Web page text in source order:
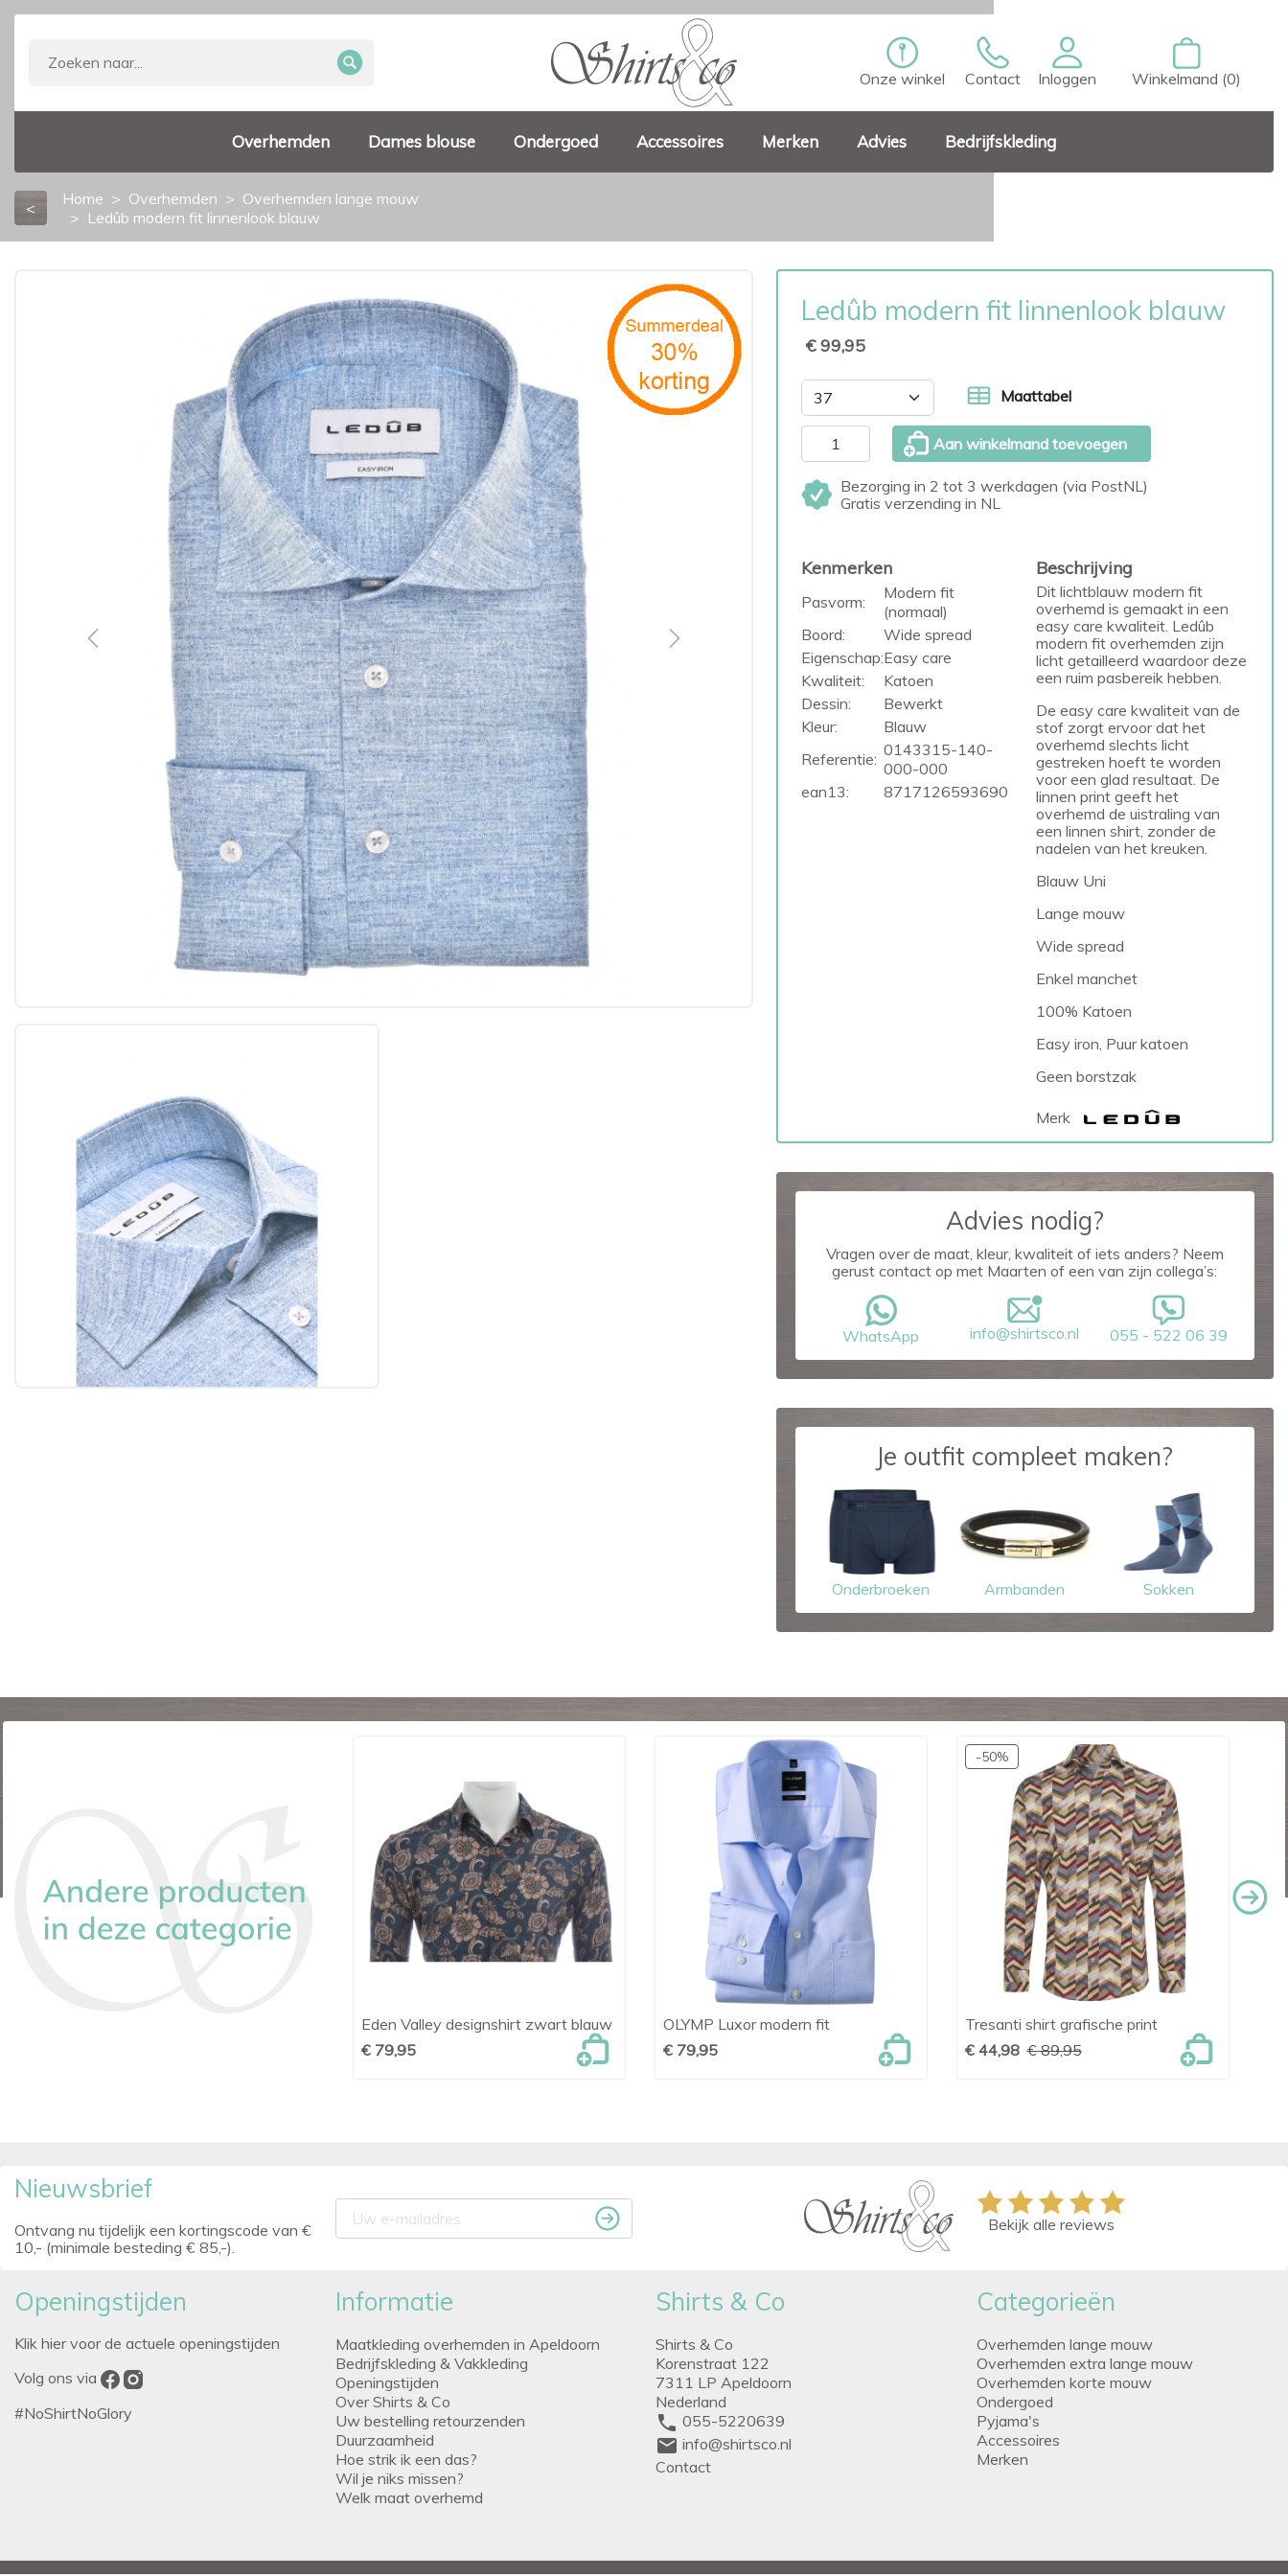
Onze winkel Contact Inloggen Winkelmand (0)
Overhemden Dames blouse Ondergoed Accessoires Merken Advies Bedrijfskleding
< Home Overhemden
Overhemden lange mouw
Ledûb modern fit linnenlook blauw
Previous Next
Ledûb modern fit linnenlook blauw
€ 99,95
Maattabel
Aan winkelmand toevoegen
Bezorging in 2 tot 3 werkdagen (via PostNL)
Gratis verzending in NL
Kenmerken
Pasvorm:
Modern fit
(normaal)
Boord:
Wide spread
Eigenschap:Easy care
Kwaliteit:
Katoen
Dessin:
Bewerkt
Kleur:
Blauw
Referentie: 0143315-140-
000-000
ean13:
8717126593690
Beschrijving
Dit lichtblauw modern fit
overhemd is gemaakt in een
easy care kwaliteit. Ledûb
modern fit overhemden zijn
licht getailleerd waardoor deze
een ruim pasbereik hebben.
De easy care kwaliteit van de
stof zorgt ervoor dat het
overhemd slechts licht
gestreken hoeft te worden
voor een glad resultaat. De
linnen print geeft het
overhemd de uistraling van
een linnen shirt, zonder de
nadelen van het kreuken.
Blauw Uni
Lange mouw
Wide spread
Enkel manchet
100% Katoen
Easy iron, Puur katoen
Geen borstzak
Merk
Advies nodig?
Vragen over de maat, kleur, kwaliteit of iets anders? Neem
gerust contact op met Maarten of een van zijn collega’s:
WhatsApp info@shirtsco.nl 055 - 522 06 39
Je outfit compleet maken?
Onderbroeken Armbanden Sokken
 Snel bekijken
Eden Valley designshirt zwart blauw
€ 79,95
 Snel bekijken
OLYMP Luxor modern fit
€ 79,95
-50%
 Snel bekijken
Tresanti shirt grafische print
€ 44,98 € 89,95
Nieuwsbrief
Ontvang nu tijdelijk een kortingscode van €
10,- (minimale besteding € 85,-).
Bekijk alle reviews
Openingstijden
Klik hier voor de actuele openingstijden
Volg ons via
#NoShirtNoGlory
Informatie
Maatkleding overhemden in Apeldoorn
Bedrijfskleding & Vakkleding
Openingstijden
Over Shirts & Co
Uw bestelling retourzenden
Duurzaamheid
Hoe strik ik een das?
Wil je niks missen?
Welk maat overhemd
Shirts & Co
Shirts & Co
Korenstraat 122
7311 LP Apeldoorn
Nederland
phone 055-5220639
mail info@shirtsco.nl
Contact
Categorieën
Overhemden lange mouw
Overhemden extra lange mouw
Overhemden korte mouw
Ondergoed
Pyjama's
Accessoires
Merken